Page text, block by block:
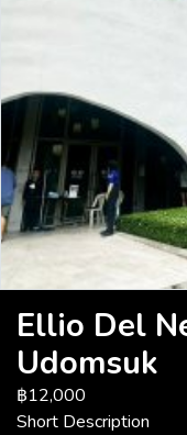
Ellio Del
Udomsuk
฿12,000
Short Description